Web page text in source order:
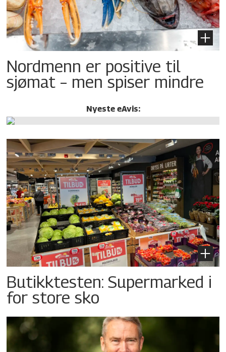
Nordmenn er positive til
sjømat – men spiser mindre
Nyeste eAvis:
Butikktesten: Supermarked i
for store sko